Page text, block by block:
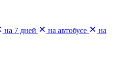
на 7 дней на автобусе
на